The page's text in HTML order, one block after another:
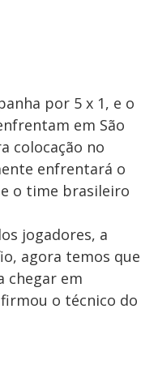
por 5 x 1, e o
em São
colocação no
enfrentará o
o time brasileiro
jogadores, a
agora temos que
chegar em
o técnico do